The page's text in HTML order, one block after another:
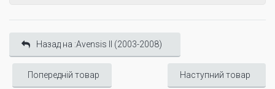
Назад на :Avensis II (2003-2008)
Попередній товар Наступний товар